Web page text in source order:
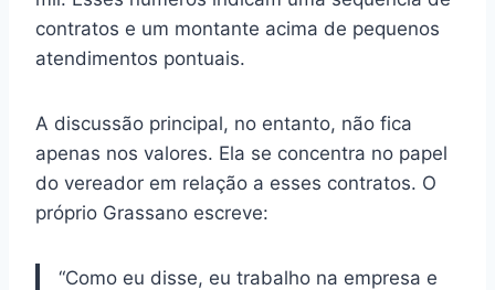
contratos e um montante acima de pequenos
atendimentos pontuais.
A discussão principal, no entanto, não fica
apenas nos valores. Ela se concentra no papel
do vereador em relação a esses contratos. O
próprio Grassano escreve:
“Como eu disse, eu trabalho na empresa e